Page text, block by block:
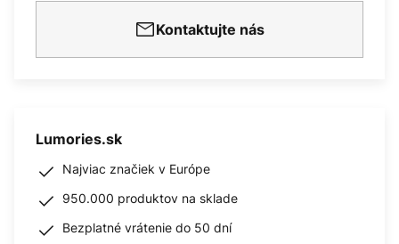
Kontaktujte nás
Lumories.sk
Najviac značiek v Európe
950.000 produktov na sklade
Bezplatné vrátenie do 50 dní